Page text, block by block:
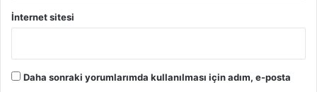
İnternet sitesi
Daha sonraki yorumlarımda kullanılması için adım, e-posta